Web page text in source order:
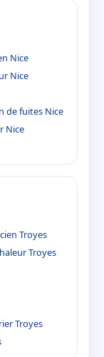
Nice
Nice
de fuites Nice
Nice
Troyes
Troyes
Troyes